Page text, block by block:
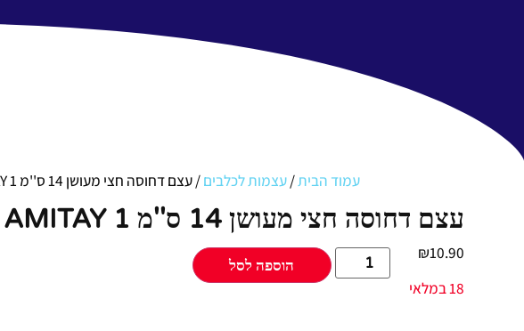
עמוד הבית/עצמות לכלבים/ עצם דחוסה חצי מעושן 14 ס''מ AMITAY 1 יחידות
עצם דחוסה חצי מעושן 14 ס''מ AMITAY 1 יחידות
₪10.90
18 במלאי
הוספה לסל